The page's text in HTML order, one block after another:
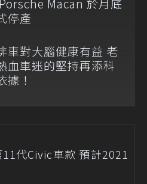
Macan 於月底
停產
車對大腦健康有益 老
血車迷的堅持再添科
據！
代Civic車款 預計2021